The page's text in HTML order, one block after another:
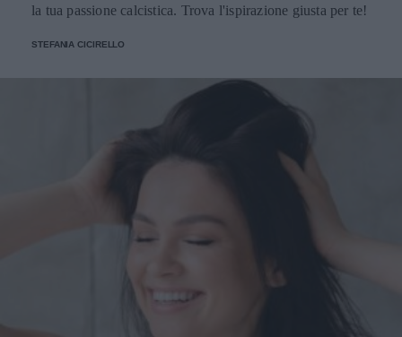
la tua passione calcistica. Trova l'ispirazione giusta per te!
STEFANIA CICIRELLO